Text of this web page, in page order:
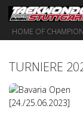
HOME OF
TURNIERE